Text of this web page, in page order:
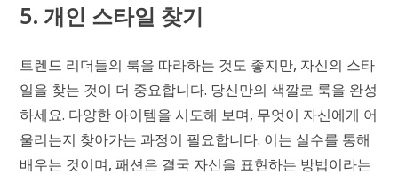
5. 개인 스타일 찾기
트렌드 리더들의 룩을 따라하는 것도 좋지만, 자신의 스타
일을 찾는 것이 더 중요합니다. 당신만의 색깔로 룩을 완성
하세요. 다양한 아이템을 시도해 보며, 무엇이 자신에게 어
울리는지 찾아가는 과정이 필요합니다. 이는 실수를 통해
배우는 것이며, 패션은 결국 자신을 표현하는 방법이라는